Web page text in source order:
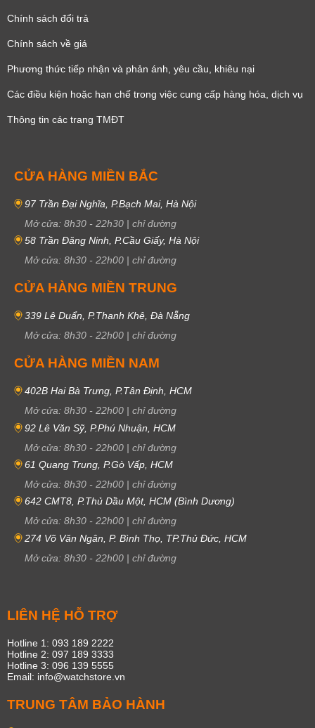
Chính sách đổi trả
Chính sách về giá
Phương thức tiếp nhận và phản ánh, yêu cầu, khiêu nại
Các điều kiện hoặc hạn chế trong việc cung cấp hàng hóa, dịch vụ
Thông tin các trang TMĐT
CỬA HÀNG MIỀN BẮC
97 Trần Đại Nghĩa, P.Bạch Mai, Hà Nội
Mở cửa: 8h30 - 22h30 | chỉ đường
58 Trần Đăng Ninh, P.Cầu Giấy, Hà Nội
Mở cửa: 8h30 - 22h00 | chỉ đường
CỬA HÀNG MIỀN TRUNG
339 Lê Duẩn, P.Thanh Khê, Đà Nẵng
Mở cửa: 8h30 - 22h00 | chỉ đường
CỬA HÀNG MIỀN NAM
402B Hai Bà Trưng, P.Tân Định, HCM
Mở cửa: 8h30 - 22h00 | chỉ đường
92 Lê Văn Sỹ, P.Phú Nhuận, HCM
Mở cửa: 8h30 - 22h00 | chỉ đường
61 Quang Trung, P.Gò Vấp, HCM
Mở cửa: 8h30 - 22h00 | chỉ đường
642 CMT8, P.Thủ Dầu Một, HCM (Bình Dương)
Mở cửa: 8h30 - 22h00 | chỉ đường
274 Võ Văn Ngân, P. Bình Thọ, TP.Thủ Đức, HCM
Mở cửa: 8h30 - 22h00 | chỉ đường
LIÊN HỆ HỖ TRỢ
Hotline 1: 093 189 2222
Hotline 2: 097 189 3333
Hotline 3: 096 139 5555
Email: info@watchstore.vn
TRUNG TÂM BẢO HÀNH